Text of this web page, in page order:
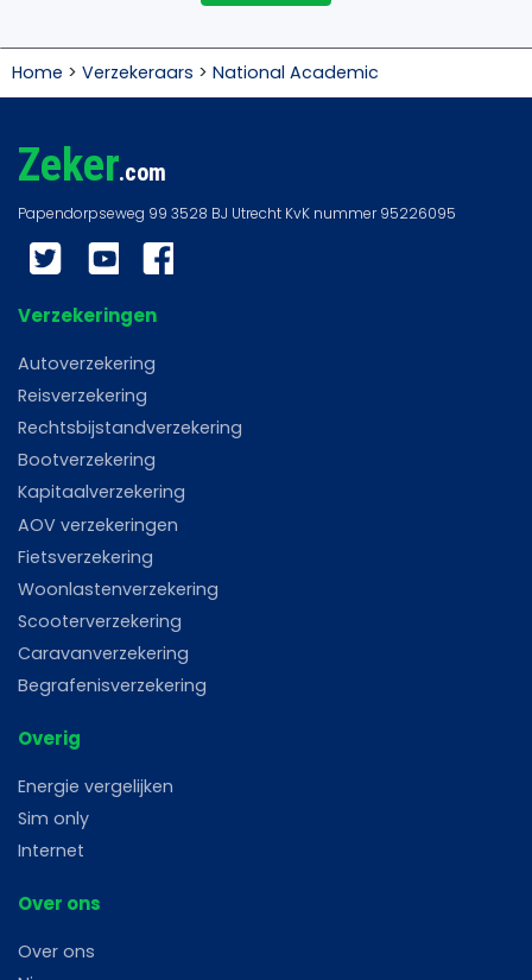
Home > Verzekeraars > National Academic
Zeker.com
Twitter YouTube
Verzekeringen
Autoverzekering
Reisverzekering
Rechtsbijstandverzekering
Bootverzekering
Kapitaalverzekering
AOV verzekeringen
Fietsverzekering
Woonlastenverzekering
Scooterverzekering
Caravanverzekering
Begrafenisverzekering
Overig
Energie vergelijken
Sim only
Internet
Over ons
Over ons